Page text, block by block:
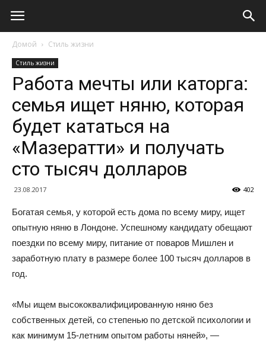
Домой Стиль жизни
Стиль жизни
Работа мечты или каторга:
семья ищет няню, которая
будет кататься на
«Мазератти» и получать
сто тысяч долларов
23.08.2017 402
Богатая семья, у которой есть дома по всему миру, ищет
опытную няню в Лондоне. Успешному кандидату обещают
поездки по всему миру, питание от поваров Мишлен и
заработную плату в размере более 100 тысяч долларов в
год.
«Мы ищем высококвалифицированную няню без
собственных детей, со степенью по детской психологии и
как минимум 15-летним опытом работы няней», —